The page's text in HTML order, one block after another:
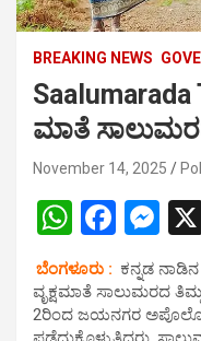
BREAKING NEWS
Saalumarada
ಮಾತೆ ಸಾಲುಮರದ
November 14, 2025
W
h
at
s
F
a
ce
b
M
es
se
n
ಬೆಂಗಳೂರು : ಕನ್ನಡ
ವೃಕ್ಷಮಾತೆ ಸಾಲುಮರದ
2ರಿಂದ ಜಯನಗರ ಅಪೊಲೋ‌